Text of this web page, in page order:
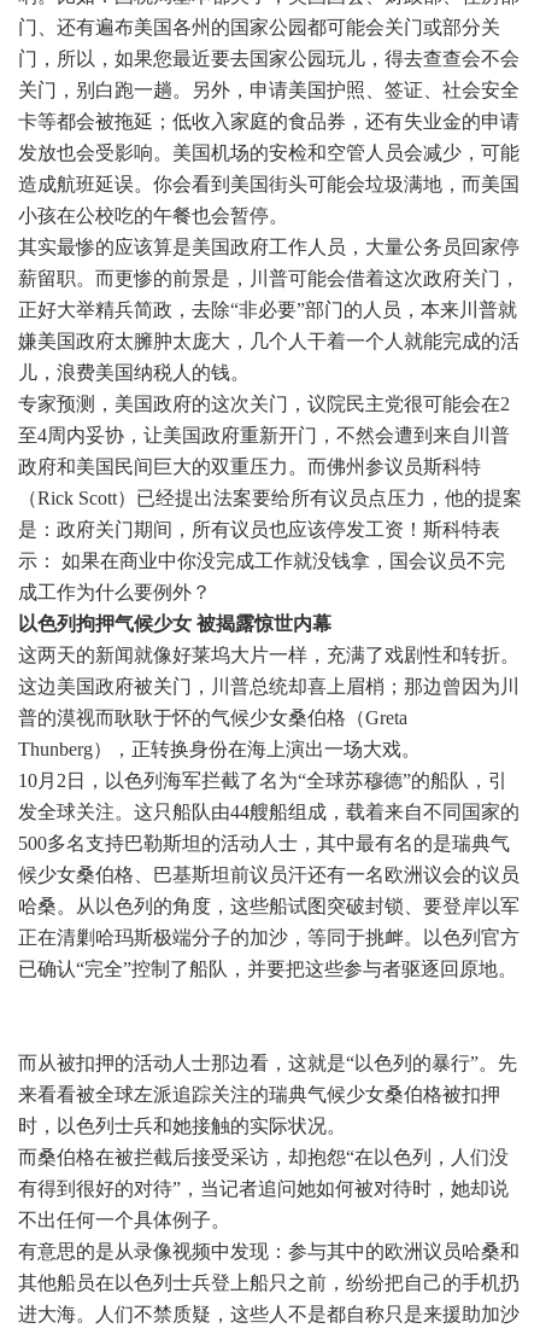
门、还有遍布美国各州的国家公园都可能会关门或部分关
门，所以，如果您最近要去国家公园玩儿，得去查查会不会
关门，别白跑一趟。另外，申请美国护照、签证、社会安全
卡等都会被拖延；低收入家庭的食品券，还有失业金的申请
发放也会受影响。美国机场的安检和空管人员会减少，可能
造成航班延误。你会看到美国街头可能会垃圾满地，而美国
小孩在公校吃的午餐也会暂停。
其实最惨的应该算是美国政府工作人员，大量公务员回家停
薪留职。而更惨的前景是，川普可能会借着这次政府关门，
正好大举精兵简政，去除“非必要”部门的人员，本来川普就
嫌美国政府太臃肿太庞大，几个人干着一个人就能完成的活
儿，浪费美国纳税人的钱。
专家预测，美国政府的这次关门，议院民主党很可能会在2
至4周内妥协，让美国政府重新开门，不然会遭到来自川普
政府和美国民间巨大的双重压力。而佛州参议员斯科特
（Rick Scott）已经提出法案要给所有议员点压力，他的提案
是：政府关门期间，所有议员也应该停发工资！斯科特表
示： 如果在商业中你没完成工作就没钱拿，国会议员不完
成工作为什么要例外？
以色列拘押气候少女 被揭露惊世内幕
这两天的新闻就像好莱坞大片一样，充满了戏剧性和转折。
这边美国政府被关门，川普总统却喜上眉梢；那边曾因为川
普的漠视而耿耿于怀的气候少女桑伯格（Greta
Thunberg），正转换身份在海上演出一场大戏。
10月2日，以色列海军拦截了名为“全球苏穆德”的船队，引
发全球关注。这只船队由44艘船组成，载着来自不同国家的
500多名支持巴勒斯坦的活动人士，其中最有名的是瑞典气
候少女桑伯格、巴基斯坦前议员汗还有一名欧洲议会的议员
哈桑。从以色列的角度，这些船试图突破封锁、要登岸以军
正在清剿哈玛斯极端分子的加沙，等同于挑衅。以色列官方
已确认“完全”控制了船队，并要把这些参与者驱逐回原地。
而从被扣押的活动人士那边看，这就是“以色列的暴行”。先
来看看被全球左派追踪关注的瑞典气候少女桑伯格被扣押
时，以色列士兵和她接触的实际状况。
而桑伯格在被拦截后接受采访，却抱怨“在以色列，人们没
有得到很好的对待”，当记者追问她如何被对待时，她却说
不出任何一个具体例子。
有意思的是从录像视频中发现：参与其中的欧洲议员哈桑和
其他船员在以色列士兵登上船只之前，纷纷把自己的手机扔
进大海。人们不禁质疑，这些人不是都自称只是来援助加沙